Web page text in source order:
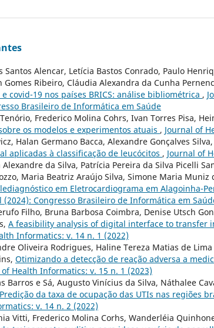
Santos Alencar, Letícia Bastos Conrado, Paulo
Gomes Ribeiro, Cláudia Alexandra da Cunha
covid-19 nos países BRICS: análise bibliométrica ,
Brasileiro de Informática em Saúde
Frederico Molina Cohrs, Ivan Torres Pisa,
os modelos e experimentos atuais , Journal of
Halan Germano Bacca, Alexandre Gonçalves Silva,
aplicadas à classificação de leucócitos , Journal of
da Silva, Patrícia Pereira da Silva Picelli
Maria Beatriz Araújo Silva, Simone Maria Muniz
em Eletrocardiograma em Alagoinha-
(2024): Congresso Brasileiro de Informática em
Filho, Bruna Barbosa Coimbra, Denise Utsch
A feasibility analysis of digital interface to transfer
Informatics: v. 14 n. 1 (2022)
Oliveira Rodrigues, Haline Tereza Matias de
Otimizando a detecção de reação adversa a
of Health Informatics: v. 15 n. 1 (2023)
Barros e Sá, Augusto Vinícius da Silva, Náthalee
Predição da taxa de ocupação das UTIs nas regiões
v. 14 n. 2 (2022)
Vitti, Frederico Molina Corhs, Wanderléia